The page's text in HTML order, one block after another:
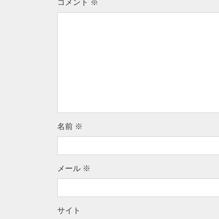
コメント ※
名前 ※
メール ※
サイト